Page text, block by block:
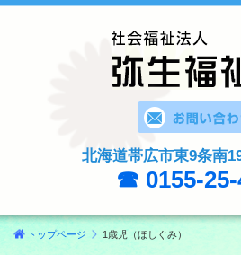
北海道帯広市東9条南
☎ 0155-25-
トップページ 1歳児（ほしぐみ）